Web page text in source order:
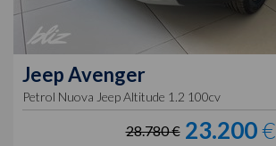
JeepAvenger
Petrol Nuova Jeep Altitude 1.2 100cv
28.780 € 23.200€